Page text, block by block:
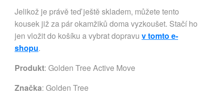
Jelikož je právě teď ještě skladem, můžete tento
kousek již za pár okamžiků doma vyzkoušet. Stačí ho
jen vložit do košíku a vybrat dopravu v tomto e-
shopu.
Produkt: Golden Tree Active Move
Značka: Golden Tree